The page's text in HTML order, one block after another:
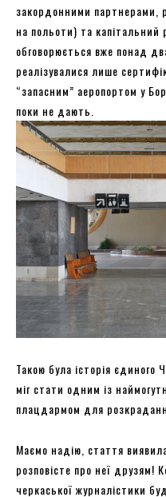
закордонними партнерами,
на польоти) та
обговорюється вже понад
реалізувалися лише
“запасним” аеропортом у
поки не дають.
Такою була історія єдиного
міг стати одним із
плацдармом для
Маємо надію, стаття
розповісте про неї друзям!
черкаської журналістики